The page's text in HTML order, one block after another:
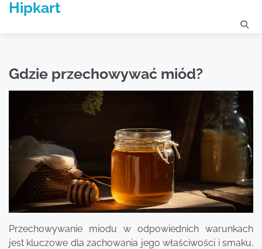
SkipHipkart
Gdzie przechowywać miód?
Przechowywanie miodu w odpowiednich warunkach
jest kluczowe dla zachowania jego właściwości i smaku.